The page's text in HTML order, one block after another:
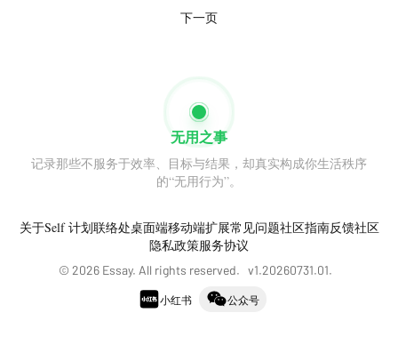
跳到这里之前，我也思忖良久。这两处都不是好去
下一页
无用之事
记录那些不服务于效率、目标与结果，却真实构成你生活秩序
的“无用行为”。
关于Self 计划联络处桌面端移动端扩展常见问题社区指南反馈社区
隐私政策服务协议
© 2026 Essay. All rights reserved. v1.20260731.01.
小红书 公众号